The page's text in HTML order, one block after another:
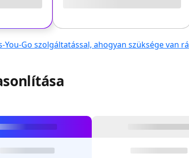
Go szolgáltatással, ahogyan szüksége van rá